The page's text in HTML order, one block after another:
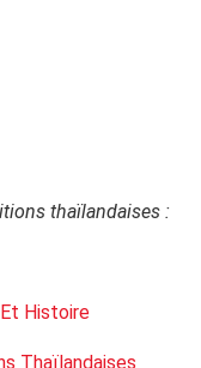
thaïlandaises :
Histoire
Thaïlandaises